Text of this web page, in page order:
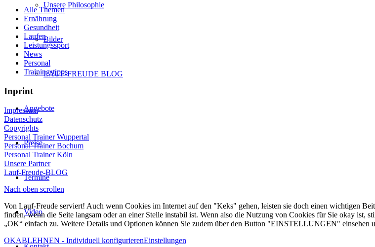
Unsere Philosophie
Bilder
LAUF-FREUDE BLOG
Angebote
Preise
Termine
Video
Alle Themen
Ernährung
Gesundheit
Laufen
Leistungssport
News
Personal
Trainingstipps
Inprint
Impressum
Datenschutz
Copyrights
Personal Trainer Wuppertal
Personal Trainer Bochum
Personal Trainer Köln
Unsere Partner
Lauf-Freude-BLOG
Nach oben scrollen
Von Lauf-Freude serviert! Auch wenn Cookies im Internet auf den "Keks" gehen, leisten sie doch einen wichtigen
finden, wenn die Seite langsam oder an einer Stelle instabil ist. Wenn also die Nutzung von Cookies für Sie okay
„OK“ einfach zu. Weitere Details und Optionen können Sie zudem über den Button "EINSTELLUNGEN" einsehen
OKABLEHNEN - Individuell konfigurierenEinstellungen